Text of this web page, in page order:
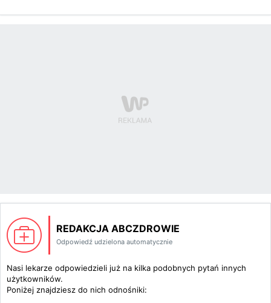
REDAKCJA ABCZDROWIE
Odpowiedź udzielona automatycznie
Nasi lekarze odpowiedzieli już na kilka podobnych pytań innych
użytkowników.
Poniżej znajdziesz do nich odnośniki: